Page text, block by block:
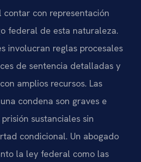
contar con representación
federal de esta naturaleza.
involucran reglas procesales
de sentencia detalladas y
amplios recursos. Las
condena son graves e
sustanciales sin
condicional. Un abogado
la ley federal como las